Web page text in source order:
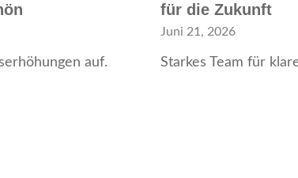
auf.
für die Zukunft
Juni 21, 2026
Starkes Team für